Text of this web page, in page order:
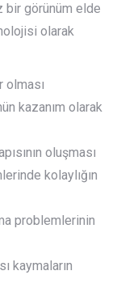
bir görünüm elde
olarak
kazanım olarak
oluşması
kolaylığın
problemlerinin
kaymaların